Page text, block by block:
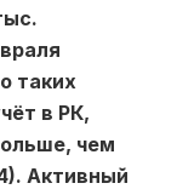
таких
в РК,
чем
Активный